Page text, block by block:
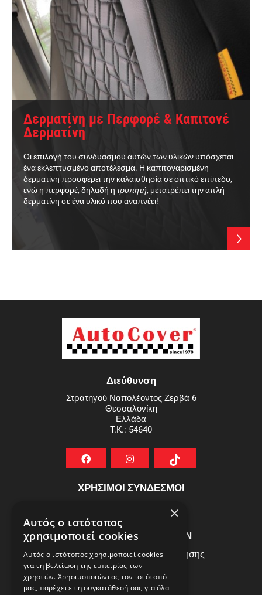
Δερματίνη με Περφορέ & Καπιτονέ
Δερματίνη
Οι επιλογή του συνδυασμού αυτών των υλικών υπόσχεται
ένα εκλεπτυσμένο αποτέλεσμα. Η καπιτοναρισμένη
δερματίνη προσφέρει την καλαισθησία σε οπτικό επίπεδο,
ενώ η περφορέ, δηλαδή η τρυπητή, μετατρέπει την απλή
δερματίνη σε ένα υλικό που αναπνέει!
Διεύθυνση
Στρατηγού Ναπολέοντος Ζερβά 6
Θεσσαλονίκη
Ελλάδα
T.K.: 54640
ΧΡΗΣΙΜΟΙ ΣΥΝΔΕΣΜΟΙ
ΣΥΧΝEΣ ΕΡΩΤHΣΕΙΣ
ΕΞΥΠΗΡΕΤΗΣΗ ΠΕΛΑΤΩΝ
Πολιτική Δεδομένων - Όροι Χρήσης
Πολιτική Επιστροφών
Όροι Χρήσης
×
Αυτός ο ιστότοπος
χρησιμοποιεί cookies
Αυτός ο ιστότοπος χρησιμοποιεί cookies
για τη βελτίωση της εμπειρίας των
χρηστών. Χρησιμοποιώντας τον ιστότοπό
μας, παρέχετε τη συγκατάθεσή σας για όλα